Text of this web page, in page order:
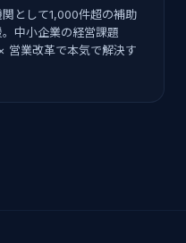
として1,000件超の補助
中小企業の経営課題
営業改革で本気で解決す